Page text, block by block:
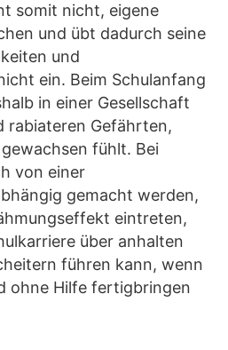
somit nicht, eigene
und übt dadurch seine
und
ein. Beim Schulanfang
in einer Gesellschaft
rabiateren Gefährten,
fühlt. Bei
von einer
gemacht werden,
eintreten,
über anhalten
führen kann, wenn
ohne Hilfe fertigbringen